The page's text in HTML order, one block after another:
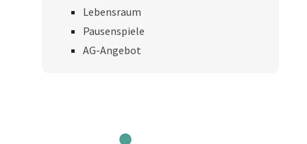
Lebensraum
Pausenspiele
AG-Angebot